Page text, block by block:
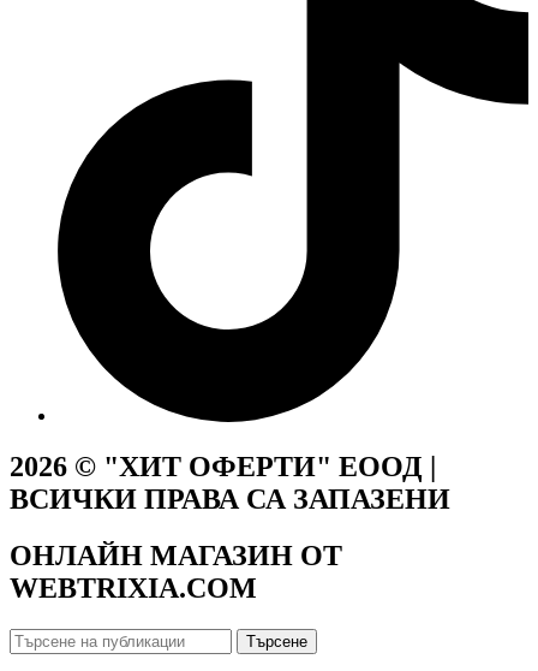
2026 © "ХИТ ОФЕРТИ" ЕООД |
ВСИЧКИ ПРАВА СА ЗАПАЗЕНИ
ОНЛАЙН МАГАЗИН ОТ
WEBTRIXIA.COM
Търсене